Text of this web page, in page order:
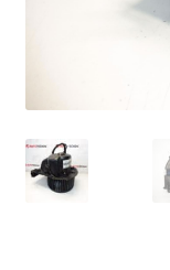
Tarkista